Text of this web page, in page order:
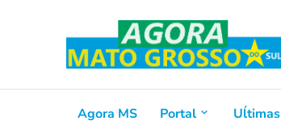
Agora MS Portal Uĺtimas